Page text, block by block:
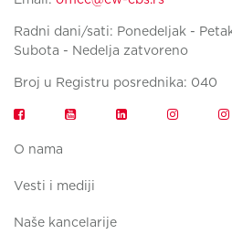
Radni dani/sati: Ponedeljak -
Subota - Nedelja zatvoreno
Broj u Registru posrednika: 040
O nama
Vesti i mediji
Naše kancelarije